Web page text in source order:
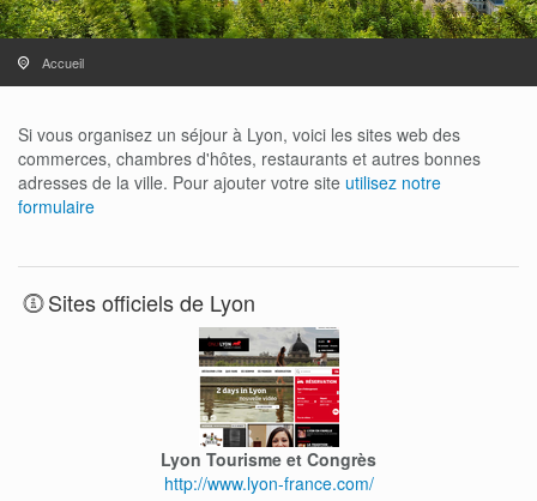
Accueil
Si vous organisez un séjour à Lyon, voici les sites web des
commerces, chambres d'hôtes, restaurants et autres bonnes
adresses de la ville. Pour ajouter votre site utilisez notre
formulaire
Sites officiels de Lyon
Lyon Tourisme et Congrès
http://www.lyon-france.com/